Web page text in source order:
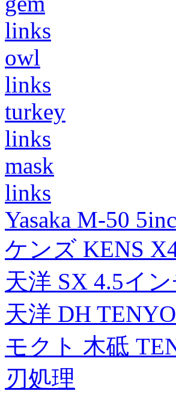
links
owl
links
turkey
links
mask
links
Yasaka M-50
ケンズ KENS
天洋 SX 4.5イ
天洋 DH
モクト 木砥
刃処理